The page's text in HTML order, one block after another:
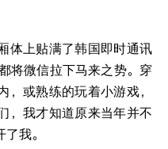
体上贴满了韩国即时通讯
将微信拉下马来之势。穿
或熟练的玩着小游戏，
，我才知道原来当年并不
我。